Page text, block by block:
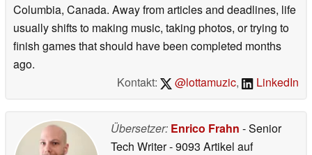
Columbia, Canada. Away from articles and deadlines, life
usually shifts to making music, taking photos, or trying to
finish games that should have been completed months
ago.
Kontakt:
@lottamuzic, LinkedIn
Übersetzer: Enrico Frahn - Senior
Tech Writer- 9093 Artikel auf